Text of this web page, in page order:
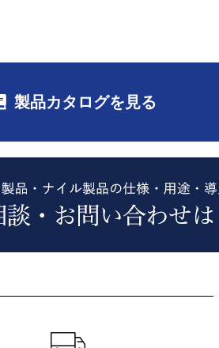
製品カタログを見る